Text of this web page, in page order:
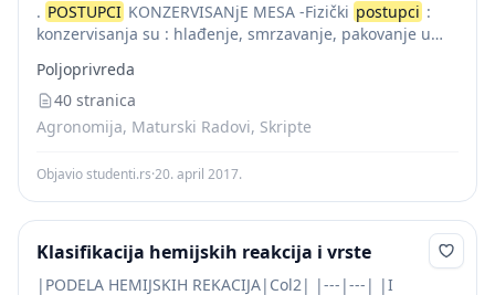
. POSTUPCI KONZERVISANjE MESA -Fizički postupci :
konzervisanja su : hlađenje, smrzavanje, pakovanje u
sterilizacija), sušenje, liofilizacija, jonizujuće i
ultraljubičasto zračenje, primena visokog pritiska i...
Poljoprivreda
40 stranica
Agronomija, Maturski Radovi, Skripte
Objavio studenti.rs·20. april 2017.
Klasifikacija hemijskih reakcija i vrste
|PODELA HEMIJSKIH REKACIJA|Col2| |---|---| |I